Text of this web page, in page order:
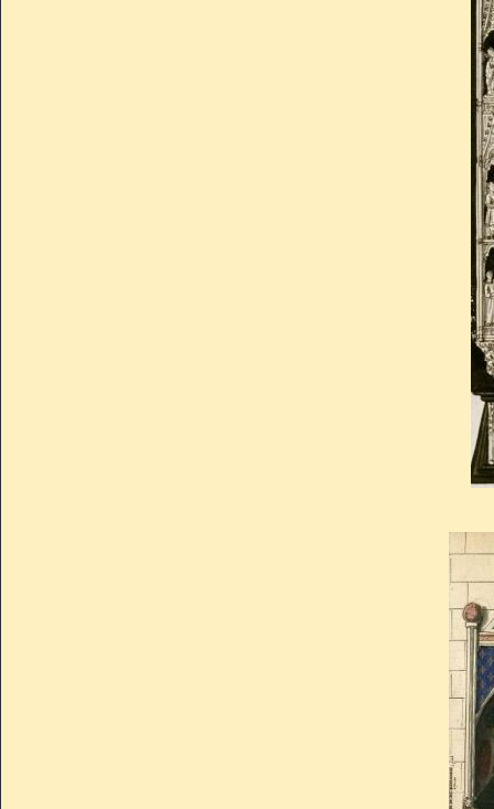
L’ouverture de son
laissa apparaître un reste
débris de bracelets ou
bois doré à demi pourri,
de forme très pointue brodés
Les restes de la
commune avant d'être ré-
De son vivant, Charles
Saint-Santin (à l'est du
sous le vocable de Saint-
nom de chapelle Charles V,
C'est là que fut érigé un
de Liège, avec deux gisants
Saccagé à la Révolution,
Celui que nous voyons